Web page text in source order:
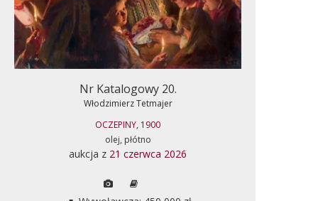
Nr Katalogowy 20.
Włodzimierz Tetmajer
OCZEPINY, 1900
olej, płótno
aukcja z 21 czerwca 2026